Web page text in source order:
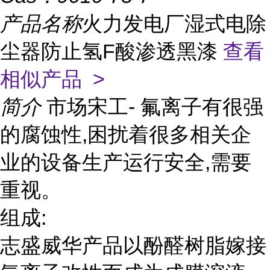
产品名称火力发电厂湿式电除
尘器防止氢F酸渗透黑漆 查看
相似产品 >
简介 市场宋工- 氟离子有很强
的腐蚀性,困扰着很多相关企
业的设备生产运行安全,需要
重视。
组成:
志盛威华产品以酚醛树脂嫁接